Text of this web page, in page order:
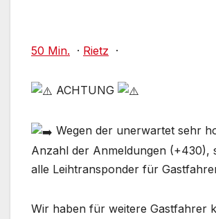
50 Min. · Rietz ·
ACHTUNG
Wegen der unerwartet sehr
Anzahl der Anmeldungen (+430),
alle Leihtransponder für
Wir haben für weitere Gastfahrer